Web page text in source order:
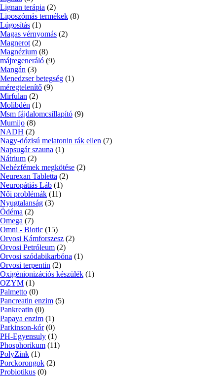
Lignan terápia (2)
Liposzómás termékek (8)
Lúgosítás (1)
Magas vérnyomás (2)
Magnerot (2)
Magnézium (8)
májregeneráló (9)
Mangán (3)
Menedzser betegség (1)
méregtelenítő (9)
Mirfulan (2)
Molibdén (1)
Msm fájdalomcsillapító (9)
Mumijo (8)
NADH (2)
Nagy-dózisú melatonin rák ellen (7)
Napsugár szauna (1)
Nátrium (2)
Nehézfémek megkötése (2)
Neurexan Tabletta (2)
Neuropátiás Láb (1)
Női problémák (11)
Nyugtalanság (3)
Ödéma (2)
Omega (7)
Omni - Biotic (15)
Orvosi Kámforszesz (2)
Orvosi Petróleum (2)
Orvosi szódabikarbóna (1)
Orvosi terpentin (2)
Oxigénionizációs készülék (1)
OZYM (1)
Palmetto (0)
Pancreatin enzim (5)
Pankreatin (0)
Papaya enzim (1)
Parkinson-kór (0)
PH-Egyensuly (1)
Phosphorikum (11)
PolyZink (1)
Porckorongok (2)
Probiotikus (0)